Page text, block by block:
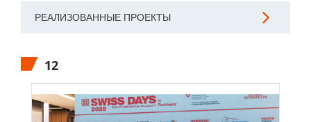
РЕАЛИЗОВАННЫЕ ПРОЕКТЫ
12